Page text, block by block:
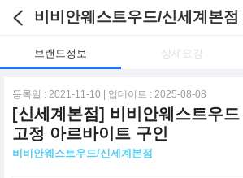
브랜드정보 상세요강
등록일 : 2021-11-10 | 업데이트 : 2025-08-08
[신세계본점] 비비안웨스트우
고정 아르바이트 구인
비비안웨스트우드/신세계본점